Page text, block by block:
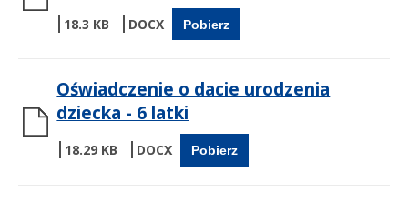
18.3 KB Pobierz
Oświadczenie o dacie urodzenia
dziecka - 6 latki
18.29 KB Pobierz